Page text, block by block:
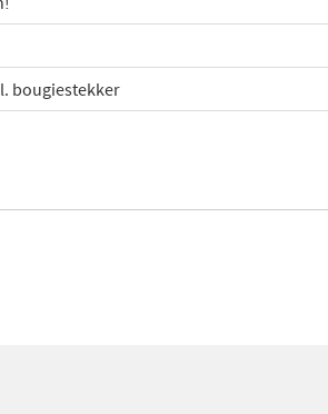
bougiestekker